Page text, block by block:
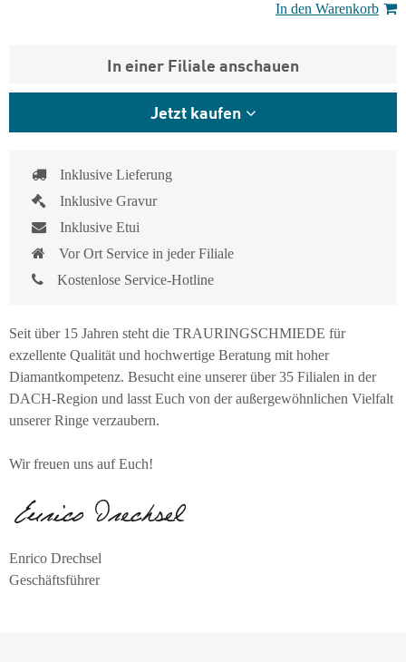
In den Warenkorb
In einer Filiale anschauen
Jetzt kaufen
Inklusive Lieferung
Inklusive Gravur
Inklusive Etui
Vor Ort Service in jeder Filiale
Kostenlose Service-Hotline
Seit über 15 Jahren steht die TRAURINGSCHMIEDE für
exzellente Qualität und hochwertige Beratung mit hoher
Diamantkompetenz. Besucht eine unserer über 35 Filialen in der
DACH-Region und lasst Euch von der außergewöhnlichen Vielfalt
unserer Ringe verzaubern.
Wir freuen uns auf Euch!
Enrico Drechsel
Geschäftsführer